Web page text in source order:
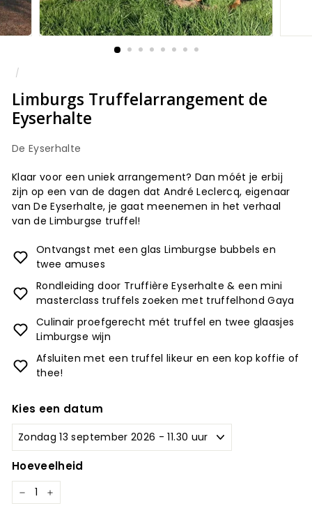
/
Limburgs Truffelarrangement de
Eyserhalte
De Eyserhalte
Klaar voor een uniek arrangement? Dan móét je erbij
zijn op een van de dagen dat André Leclercq, eigenaar
van De Eyserhalte, je gaat meenemen in het verhaal
van de Limburgse truffel!
Ontvangst met een glas Limburgse bubbels en
twee amuses
Rondleiding door Truffière Eyserhalte & een mini
masterclass truffels zoeken met truffelhond Gaya
Culinair proefgerecht mét truffel en twee glaasjes
Limburgse wijn
Afsluiten met een truffel likeur en een kop koffie of
thee!
Kies een datum
Hoeveelheid
− +